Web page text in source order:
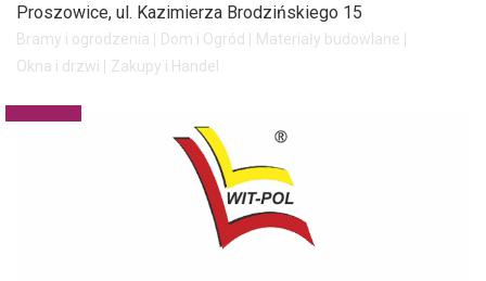
Proszowice, ul. Kazimierza Brodzińskiego 15
Bramy i ogrodzenia Dom i Ogród
Materiały budowlane
Okna i drzwi
Zakupy i Handel